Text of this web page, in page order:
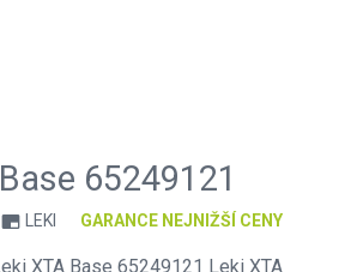
65249121
branding_watermark LEKI GARANCE NEJNIŽŠÍ CENY
XTA Base 65249121 Leki XTA